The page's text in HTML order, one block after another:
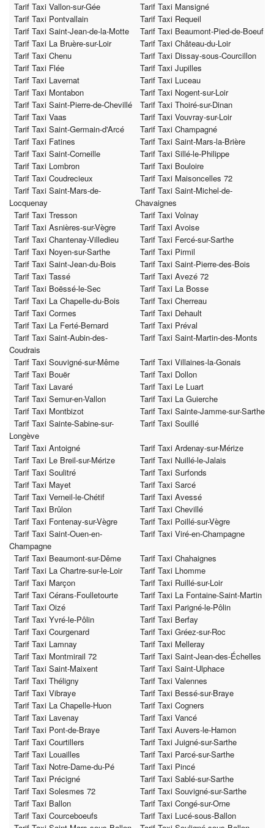
Tarif Taxi Vallon-sur-Gée
Tarif Taxi Mansigné
Tarif Taxi Pontvallain
Tarif Taxi Requeil
Tarif Taxi Saint-Jean-de-la-Motte
Tarif Taxi Beaumont-Pied-de-Boeuf
Tarif Taxi La Bruère-sur-Loir
Tarif Taxi Château-du-Loir
Tarif Taxi Chenu
Tarif Taxi Dissay-sous-Courcillon
Tarif Taxi Flée
Tarif Taxi Jupilles
Tarif Taxi Lavernat
Tarif Taxi Luceau
Tarif Taxi Montabon
Tarif Taxi Nogent-sur-Loir
Tarif Taxi Saint-Pierre-de-Chevillé
Tarif Taxi Thoiré-sur-Dinan
Tarif Taxi Vaas
Tarif Taxi Vouvray-sur-Loir
Tarif Taxi Saint-Germain-d'Arcé
Tarif Taxi Champagné
Tarif Taxi Fatines
Tarif Taxi Saint-Mars-la-Brière
Tarif Taxi Saint-Corneille
Tarif Taxi Sillé-le-Philippe
Tarif Taxi Lombron
Tarif Taxi Bouloire
Tarif Taxi Coudrecieux
Tarif Taxi Maisoncelles 72
Tarif Taxi Saint-Mars-de-
Locquenay
Tarif Taxi Saint-Michel-de-
Chavaignes
Tarif Taxi Tresson
Tarif Taxi Volnay
Tarif Taxi Asnières-sur-Vègre
Tarif Taxi Avoise
Tarif Taxi Chantenay-Villedieu
Tarif Taxi Fercé-sur-Sarthe
Tarif Taxi Noyen-sur-Sarthe
Tarif Taxi Pirmil
Tarif Taxi Saint-Jean-du-Bois
Tarif Taxi Saint-Pierre-des-Bois
Tarif Taxi Tassé
Tarif Taxi Avezé 72
Tarif Taxi Boëssé-le-Sec
Tarif Taxi La Bosse
Tarif Taxi La Chapelle-du-Bois
Tarif Taxi Cherreau
Tarif Taxi Cormes
Tarif Taxi Dehault
Tarif Taxi La Ferté-Bernard
Tarif Taxi Préval
Tarif Taxi Saint-Aubin-des-
Coudrais
Tarif Taxi Saint-Martin-des-Monts
Tarif Taxi Souvigné-sur-Même
Tarif Taxi Villaines-la-Gonais
Tarif Taxi Bouër
Tarif Taxi Dollon
Tarif Taxi Lavaré
Tarif Taxi Le Luart
Tarif Taxi Semur-en-Vallon
Tarif Taxi La Guierche
Tarif Taxi Montbizot
Tarif Taxi Sainte-Jamme-sur-Sarthe
Tarif Taxi Sainte-Sabine-sur-
Longève
Tarif Taxi Souillé
Tarif Taxi Antoigné
Tarif Taxi Ardenay-sur-Mérize
Tarif Taxi Le Breil-sur-Mérize
Tarif Taxi Nuillé-le-Jalais
Tarif Taxi Soulitré
Tarif Taxi Surfonds
Tarif Taxi Mayet
Tarif Taxi Sarcé
Tarif Taxi Verneil-le-Chétif
Tarif Taxi Avessé
Tarif Taxi Brûlon
Tarif Taxi Chevillé
Tarif Taxi Fontenay-sur-Vègre
Tarif Taxi Poillé-sur-Vègre
Tarif Taxi Saint-Ouen-en-
Champagne
Tarif Taxi Viré-en-Champagne
Tarif Taxi Beaumont-sur-Dême
Tarif Taxi Chahaignes
Tarif Taxi La Chartre-sur-le-Loir
Tarif Taxi Lhomme
Tarif Taxi Marçon
Tarif Taxi Ruillé-sur-Loir
Tarif Taxi Cérans-Foulletourte
Tarif Taxi La Fontaine-Saint-Martin
Tarif Taxi Oizé
Tarif Taxi Parigné-le-Pôlin
Tarif Taxi Yvré-le-Pôlin
Tarif Taxi Berfay
Tarif Taxi Courgenard
Tarif Taxi Gréez-sur-Roc
Tarif Taxi Lamnay
Tarif Taxi Melleray
Tarif Taxi Montmirail 72
Tarif Taxi Saint-Jean-des-Échelles
Tarif Taxi Saint-Maixent
Tarif Taxi Saint-Ulphace
Tarif Taxi Théligny
Tarif Taxi Valennes
Tarif Taxi Vibraye
Tarif Taxi Bessé-sur-Braye
Tarif Taxi La Chapelle-Huon
Tarif Taxi Cogners
Tarif Taxi Lavenay
Tarif Taxi Vancé
Tarif Taxi Pont-de-Braye
Tarif Taxi Auvers-le-Hamon
Tarif Taxi Courtillers
Tarif Taxi Juigné-sur-Sarthe
Tarif Taxi Louailles
Tarif Taxi Parcé-sur-Sarthe
Tarif Taxi Notre-Dame-du-Pé
Tarif Taxi Pincé
Tarif Taxi Précigné
Tarif Taxi Sablé-sur-Sarthe
Tarif Taxi Solesmes 72
Tarif Taxi Souvigné-sur-Sarthe
Tarif Taxi Ballon
Tarif Taxi Congé-sur-Orne
Tarif Taxi Courceboeufs
Tarif Taxi Lucé-sous-Ballon